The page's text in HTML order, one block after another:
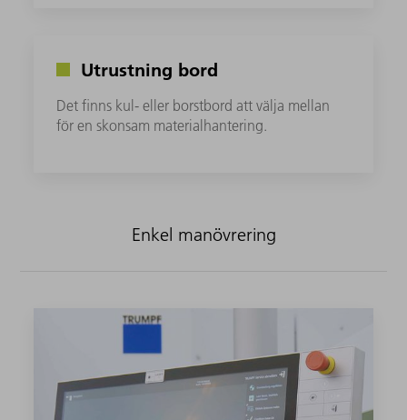
Utrustning bord
Det finns kul- eller borstbord att välja mellan
för en skonsam materialhantering.
Enkel manövrering